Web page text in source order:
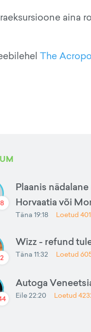
aina
The
8
Plaanis
Horvaatia või
Täna 19:18 Loetud 401
2
Wizz - refund
Täna 11:32 Loetud
Autoga
Eile 22:20 Loetud